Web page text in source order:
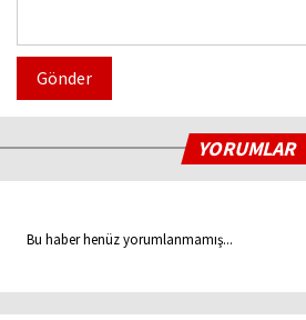
Gönder
YORUMLAR
Bu haber henüz yorumlanmamış...